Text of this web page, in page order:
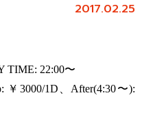
2017.02.25
TIME: 22:00〜
￥3000/1D、After(4:30〜):